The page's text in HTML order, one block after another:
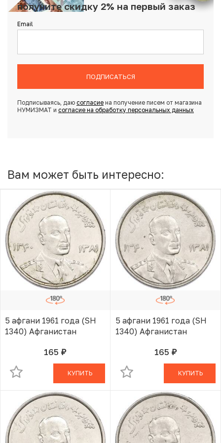
получите скидку 2% на первый заказ
Email
ПОДПИСАТЬСЯ
Подписываясь, даю согласиена получение писем от магазина
НУМИЗМАТ и согласие на обработку персональных данных
Вам может быть интересно:
5 афгани 1961 года (SH
1340) Афганистан
165 руб.В КОРЗИНЕ
КУПИТЬ
5 афгани 1961 года (SH
1340) Афганистан
165 руб.В КОРЗИНЕ
КУПИТЬ